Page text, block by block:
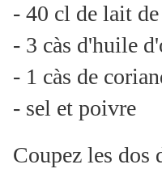
- 40 cl de lait
- 3 càs d'huile
- 1 càs de
- sel et poivre
Coupez les dos